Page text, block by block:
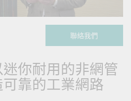
聯絡我們
你耐用的非網管
靠的工業網路